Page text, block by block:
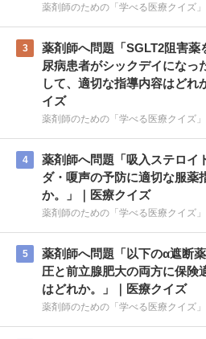
薬剤師のための「学べる医療クイズ」
3
薬剤師へ問題「SGLT2阻害薬
尿病患者がシックデイになっ
して、適切な指導内容はどれ
イズ
薬剤師のための「学べる医療クイズ」
4
薬剤師へ問題「吸入ステロイ
ダ・嗄声の予防に適切な服薬
か。」｜医療クイズ
薬剤師のための「学べる医療クイズ」
5
薬剤師へ問題「以下のα遮断
圧と前立腺肥大の両方に保険
はどれか。」｜医療クイズ
薬剤師のための「学べる医療クイズ」